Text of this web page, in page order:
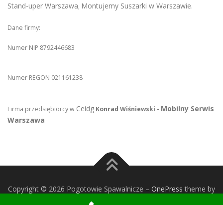
Stand-uper Warszawa, Montujemy Suszarki w Warszawie.
Dane firmy:
Numer NIP 8792446683
Numer REGON 021161238
Firma przedsiębiorcy w Ceidg Konrad Wiśniewski - Mobilny Serwis
Warszawa
Copyright © 2026 Pogotowie Spawalnicze – OnePress theme by
FameThemes